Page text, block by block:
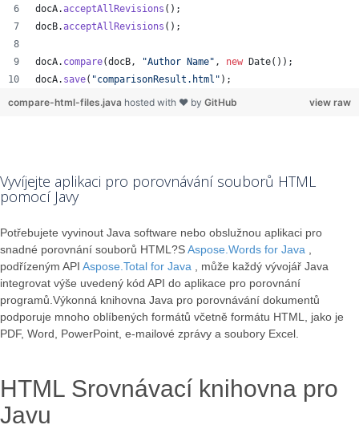
docA.acceptAllRevisions ();
docB.acceptAllRevisions ();
docA. compare(docB, "Author Name" , new Date());
docA. save( "comparisonResult.html" );
view raw
compare-html-files.java hosted with ❤ by GitHub
Vyvíjejte aplikaci pro porovnávání souborů HTML
pomocí Javy
Potřebujete vyvinout Java software nebo obslužnou aplikaci pro
snadné porovnání souborů HTML?SAspose.Words for Java
podřízeným API Aspose.Total for Java , může každý vývojář Java
integrovat výše uvedený kód API do aplikace pro porovnání
programů.Výkonná knihovna Java pro porovnávání dokumentů
podporuje mnoho oblíbených formátů včetně formátu HTML, jako je
PDF, Word, PowerPoint, e-mailové zprávy a soubory Excel.
HTML Srovnávací knihovna pro
Javu